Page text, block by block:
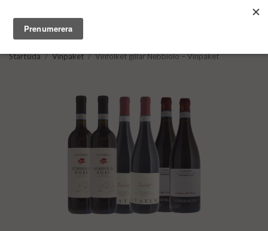
Startsida / Vinpaket / Vinfolket gillar Nebbiolo – Vinpaket